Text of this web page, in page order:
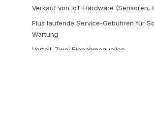
Verkauf von IoT-Hardware (Sensoren,
Plus laufende Service-Gebühren für
Wartung
Vorteil: Zwei Einnahmequellen